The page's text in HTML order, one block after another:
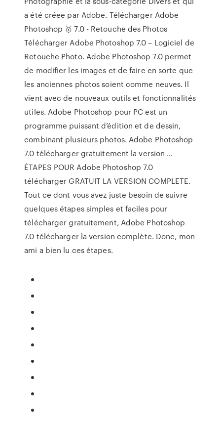
a été créee par Adobe. Télécharger Adobe
Photoshop 🥇 7.0 - Retouche des Photos
Télécharger Adobe Photoshop 7.0 – Logiciel de
Retouche Photo. Adobe Photoshop 7.0 permet
de modifier les images et de faire en sorte que
les anciennes photos soient comme neuves. Il
vient avec de nouveaux outils et fonctionnalités
utiles. Adobe Photoshop pour PC est un
programme puissant d’édition et de dessin,
combinant plusieurs photos. Adobe Photoshop
7.0 télécharger gratuitement la version ...
ÉTAPES POUR Adobe Photoshop 7.0
télécharger GRATUIT LA VERSION COMPLETE.
Tout ce dont vous avez juste besoin de suivre
quelques étapes simples et faciles pour
télécharger gratuitement, Adobe Photoshop
7.0 télécharger la version complète. Donc, mon
ami a bien lu ces étapes.